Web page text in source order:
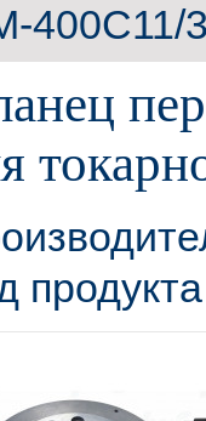
400C11/